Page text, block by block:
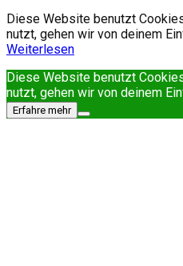
Diese Website benutzt
nutzt, gehen wir von deinem
Weiterlesen
Diese Website benutzt
nutzt, gehen wir von deinem
Erfahre mehr